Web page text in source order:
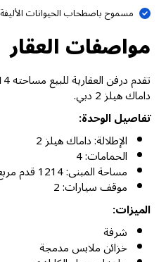
مسموح باصطحاب الحيوانات الأليفة
مواصفات العقار
داماك هيلز 2 دبي.
تفاصيل الوحدة:
الإطلالة: داماك هيلز 2
الحمامات: 4
مساحة المبنى: 1214 قدم مربع
موقف سيارات: 2
الميزات:
شرفة
خزائن ملابس مدمجة